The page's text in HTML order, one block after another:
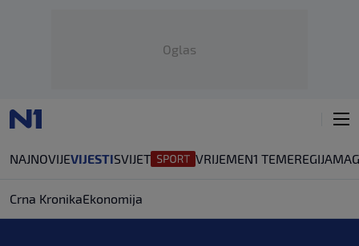
Oglas
NAJNOVIJEVIJESTISVIJET VRIJEMEN1 TEMEREGIJA
Crna KronikaEkonomija